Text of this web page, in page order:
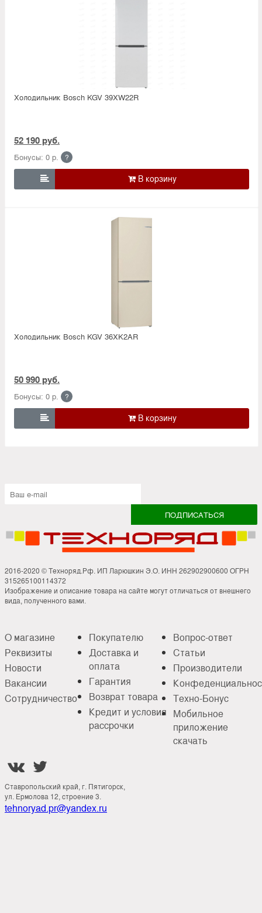
Холодильник Bosсh KGV 39XW22R
52 190 руб.
Бонусы: 0 р. ?

Холодильник Bosсh KGV 36XK2AR
50 990 руб.
Бонусы: 0 р. ?

2016-2020 © Техноряд.Рф. ИП Ларюшкин Э.О. ИНН 262902900600 ОГРН
315265100114372
Изображение и описание товара на сайте могут отличаться от внешнего
вида, полученного вами.
О магазине
Реквизиты
Новости
Вакансии
Сотрудничество
Покупателю
Доставка и
оплата
Гарантия
Возврат товара
Кредит и условия
рассрочки
Вопрос-ответ
Статьи
Производители
Техно-Бонус
Мобильное
приложение
скачать
 
Ставропольский край, г. Пятигорск,
ул. Ермолова 12, строение 3.
tehnoryad.pr@yandex.ru